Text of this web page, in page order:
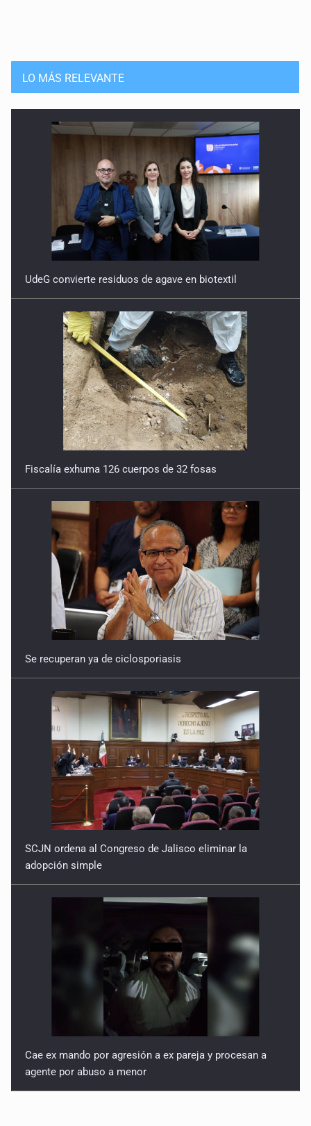
LO MÁS RELEVANTE
UdeG convierte residuos de agave en biotextil
Fiscalía exhuma 126 cuerpos de 32 fosas
Se recuperan ya de ciclosporiasis
SCJN ordena al Congreso de Jalisco eliminar la
adopción simple
Cae ex mando por agresión a ex pareja y procesan a
agente por abuso a menor